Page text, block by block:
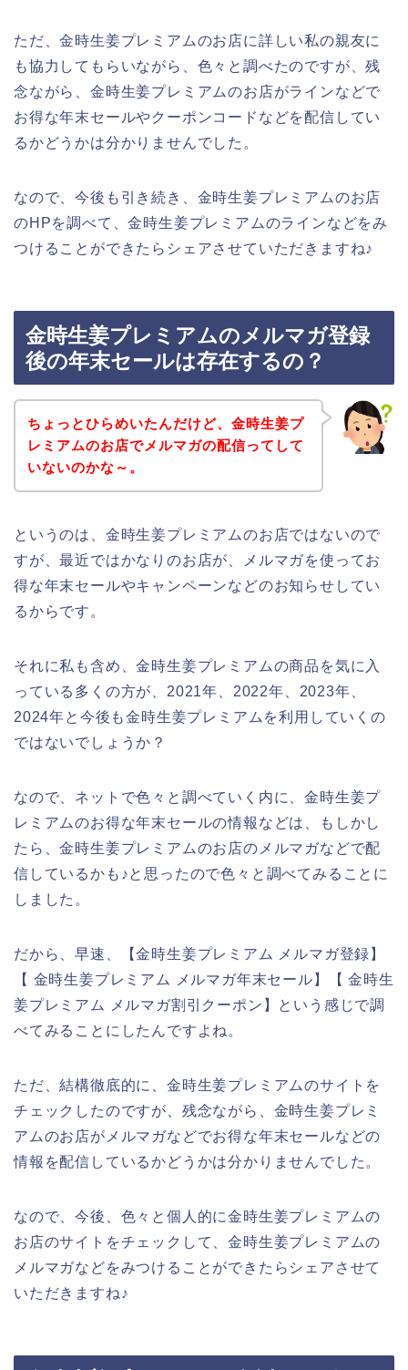
ただ、金時生姜プレミアムのお店に詳しい私の親友に
も協力してもらいながら、色々と調べたのですが、残
念ながら、金時生姜プレミアムのお店がラインなどで
お得な年末セールやクーポンコードなどを配信してい
るかどうかは分かりませんでした。
なので、今後も引き続き、金時生姜プレミアムのお店
のHPを調べて、金時生姜プレミアムのラインなどをみ
つけることができたらシェアさせていただきますね♪
金時生姜プレミアムのメルマガ登録
後の年末セールは存在するの？
ちょっとひらめいたんだけど、金時生姜プ
レミアムのお店でメルマガの配信ってして
いないのかな～。
というのは、金時生姜プレミアムのお店ではないので
すが、最近ではかなりのお店が、メルマガを使ってお
得な年末セールやキャンペーンなどのお知らせしてい
るからです。
それに私も含め、金時生姜プレミアムの商品を気に入
っている多くの方が、2021年、2022年、2023年、
2024年と今後も金時生姜プレミアムを利用していくの
ではないでしょうか？
なので、ネットで色々と調べていく内に、金時生姜プ
レミアムのお得な年末セールの情報などは、もしかし
たら、金時生姜プレミアムのお店のメルマガなどで配
信しているかも♪と思ったので色々と調べてみることに
しました。
だから、早速、【金時生姜プレミアム メルマガ登録】
【 金時生姜プレミアム メルマガ年末セール】【 金時生
姜プレミアム メルマガ割引クーポン】という感じで調
べてみることにしたんですよね。
ただ、結構徹底的に、金時生姜プレミアムのサイトを
チェックしたのですが、残念ながら、金時生姜プレミ
アムのお店がメルマガなどでお得な年末セールなどの
情報を配信しているかどうかは分かりませんでした。
なので、今後、色々と個人的に金時生姜プレミアムの
お店のサイトをチェックして、金時生姜プレミアムの
メルマガなどをみつけることができたらシェアさせて
いただきますね♪